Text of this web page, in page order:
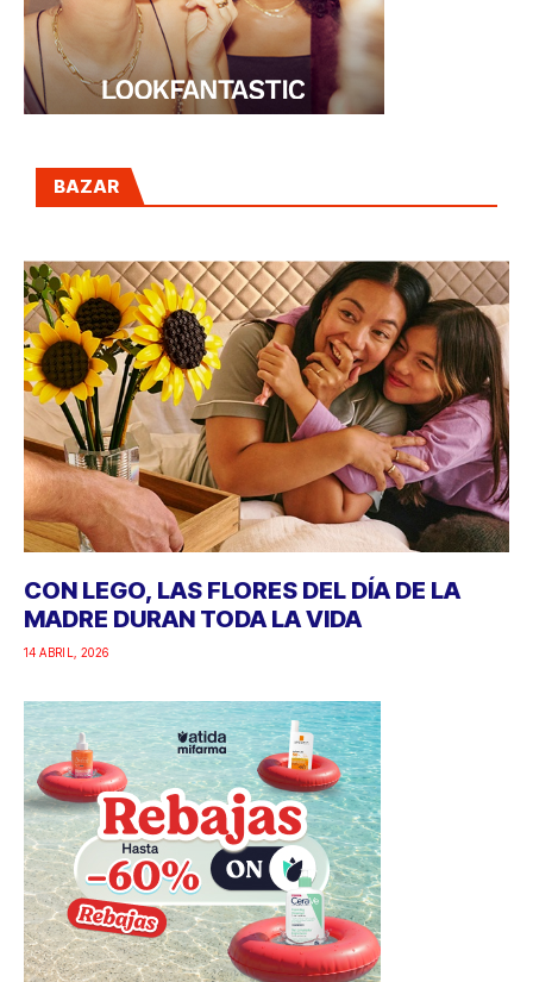
BAZAR
CON LEGO, LAS FLORES DEL DÍA DE LA
MADRE DURAN TODA LA VIDA
14 ABRIL, 2026